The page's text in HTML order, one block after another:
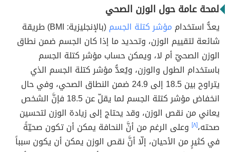
لمحة عامة حول الوزن الصحي
يعدُّ استخدام مؤشر كتلة الجسم
(بالإنجليزية: BMI) طريقة
شائعة لتقييم الوزن، وتحديد ما إذا كان الجسم ضمن نطاق
الوزن الصحيّ أم لا، ويمكن حساب مؤشر كتلة الجسم
باستخدام الطول والوزن، ويُعدُّ مؤشر كتلة الجسم الذي
يتراوح بين 18.5 إلى 24.9 ضمن النطاق الصحي، وفي حال
انخفاض مؤشر كتلة الجسم لما يقلّ عن 18.5 فإنَّ الشخص
يعاني من نقص الوزن، وقد يحتاج إلى زيادة الوزن لتحسين
صحته،[٨]
وعلى الرغم من أنَّ النحافة يمكن أن تكون صحيّةً
في كثيرٍ من الأحيان، إلّا أنَّ نقص الوزن يمكن أن يكون سبباً